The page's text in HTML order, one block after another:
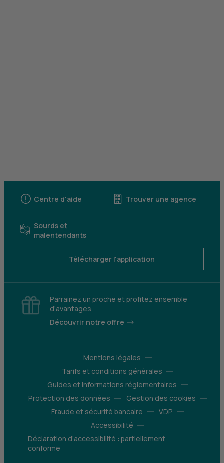
Centre d'aide Trouver une agence
Sourds et
malentendants
Télécharger l'application
Parrainez un proche et profitez ensemble
d’avantages
Découvrir notre offre
Mentions légales
Tarifs et conditions générales
Guides et informations réglementaires
Protection des données
Gestion des cookies
Fraude et sécurité bancaire
VDP
Accessibilité
Déclaration d’accessibilité : partiellement
conforme